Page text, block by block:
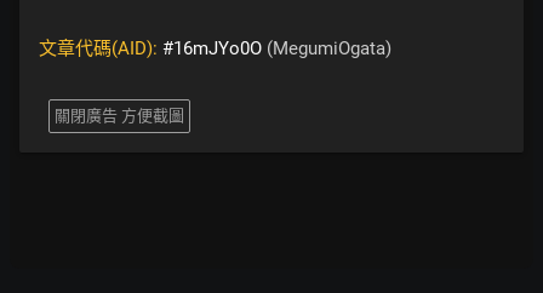
文章代碼(AID): #16mJYo0O (MegumiOgata)
關閉廣告 方便截圖